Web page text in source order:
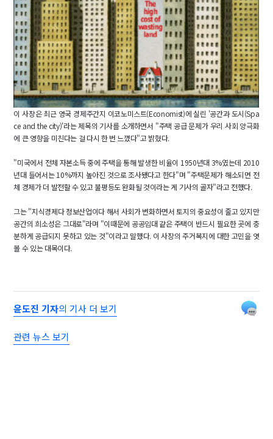
이 사장은 최근 영국 경제주간지 이코노미스트(Economist)에 실린 '공간과 도시(Spa
ce and the city)'라는 제목의 기사를 소개하면서 "주택 공급 문제가 우리 사회 양극화
에 큰 영향을 미친다는 걸 다시 한 번 느꼈다"고 밝혔다.
"미국에서 전체 자본소득 중에 주택을 통해 발생한 비율이 1950년대 3%였는데 2010
년대 들어서는 10%까지 높아진 것으로 조사됐다고 한다"며 "주택문제가 해소되면 전
체 경제가 더 발전할 수 있고 불평등도 완화될 것이라는 게 기사의 골자"라고 전했다.
그는 "지식경제다 정보산업이다 해서 사회가 변화하면서 토지의 중요성이 줄고 있지만
공간의 희소성은 그대로"라며 "이때문에 공공임대 같은 주택이 반드시 필요한 곳에 충
분하게 공급되지 못하고 있는 것"이라고 말했다. 이 사장의 주거복지에 대한 고민을 엿
볼 수 있는 대목이다.
윤도진 기자의 기사 더 보기
관련 뉴스 보기